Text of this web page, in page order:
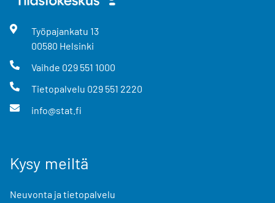
Työpajankatu 13
00580 Helsinki
Vaihde 029 551 1000
Tietopalvelu 029 551 2220
info@stat.fi
Kysy meiltä
Neuvonta ja tietopalvelu